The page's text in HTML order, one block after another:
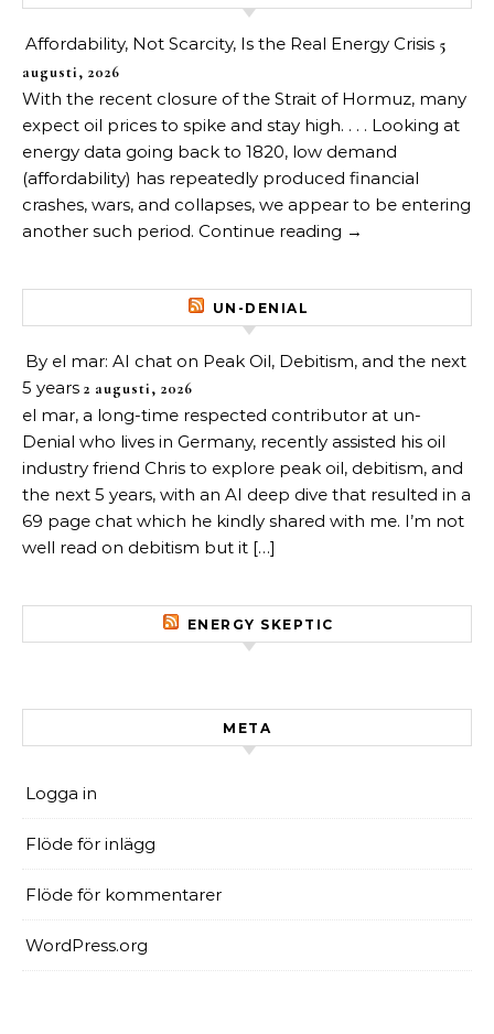
Affordability, Not Scarcity, Is the Real Energy Crisis 5
augusti, 2026
With the recent closure of the Strait of Hormuz, many
expect oil prices to spike and stay high. . . . Looking at
energy data going back to 1820, low demand
(affordability) has repeatedly produced financial
crashes, wars, and collapses, we appear to be entering
another such period. Continue reading →
UN-DENIAL
By el mar: AI chat on Peak Oil, Debitism, and the next
5 years 2 augusti, 2026
el mar, a long-time respected contributor at un-
Denial who lives in Germany, recently assisted his oil
industry friend Chris to explore peak oil, debitism, and
the next 5 years, with an AI deep dive that resulted in a
69 page chat which he kindly shared with me. I’m not
well read on debitism but it […]
ENERGY SKEPTIC
META
Logga in
Flöde för inlägg
Flöde för kommentarer
WordPress.org